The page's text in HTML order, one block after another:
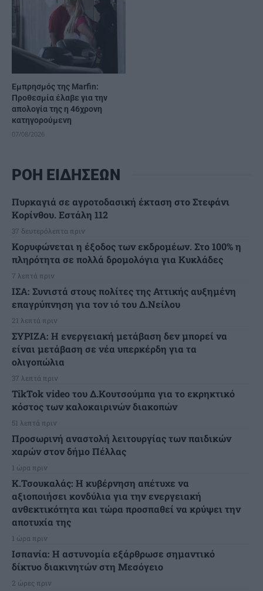
Εμπρησμός της Marfin:
Προθεσμία έλαβε για την
απολογία της η 46χρονη
κατηγορούμενη
07/08/2026
ΡΟΗ ΕΙΔΗΣΕΩΝ
Πυρκαγιά σε αγροτοδασική έκταση στο Στεφάνι
Κορίνθου. Εστάλη 112
37 δευτερόλεπτα πριν
Κορυφώνεται η έξοδος των εκδρομέων. Στο 100% η
πληρότητα σε πολλά δρομολόγια για Κυκλάδες
7 λεπτά πριν
ΙΣΑ: Συνιστά στους πολίτες της Αττικής αυξημένη
επαγρύπνηση για τον ιό του Δ.Νείλου
21 λεπτά πριν
ΣΥΡΙΖΑ: Η ενεργειακή μετάβαση δεν μπορεί να
είναι μετάβαση σε νέα υπερκέρδη για τα
ολιγοπώλια
37 λεπτά πριν
TikTok video του Δ.Κουτσούμπα για το εκρηκτικό
κόστος των καλοκαιρινών διακοπών
51 λεπτά πριν
Προσωρινή αναστολή λειτουργίας των παιδικών
χαρών στον δήμο Πέλλας
1 ώρα πριν
Κ.Τσουκαλάς: Η κυβέρνηση απέτυχε να
αξιοποιήσει κονδύλια για την ενεργειακή
ανθεκτικότητα και τώρα προσπαθεί να κρύψει την
αποτυχία της
1 ώρα πριν
Ισπανία: Η αστυνομία εξάρθρωσε σημαντικό
δίκτυο διακινητών στη Μεσόγειο
2 ώρες πριν